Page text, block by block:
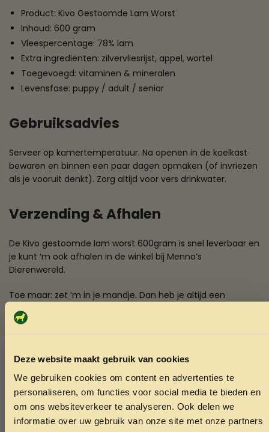
Deze website maakt gebruik van cookies
We gebruiken cookies om content en advertenties te
personaliseren, om functies voor social media te bieden en
om ons websiteverkeer te analyseren. Ook delen we
informatie over uw gebruik van onze site met onze partners
Product: Kivo Gestoomde Lam Worst
Inhoud: 600 gram
Vleespercentage: 78% lam
Extra ingrediënten: zilvervliesrijst, appel, wortel
Toegevoegd: vitaminen & mineralen
Levensfase: puppy / adult / senior
Gebruiksadvies
Serveer op kamertemperatuur. Na openen in de koelkast
bewaren en binnen een paar dagen opmaken (of invriezen
als je vooruit denkt). Zorg altijd voor vers drinkwater.
Verzending & Afhalen
De Kivo gestoomde lam worst 600gram is snel leverbaar en
je kunt ‘m ook afhalen in de winkel bij Menno’s
Dierenwereld.
Toe maar: zet ‘m in je mandje. Dan heb je altijd een
smakelijke redder in de voorraadkast liggen.
Categorieën: Hondenvoer,Overige hondenvoer
Ook interessant
Echt de moeite waard!
ONTVANG 5% KORTING OP
JE EERSTE BESTELLING!